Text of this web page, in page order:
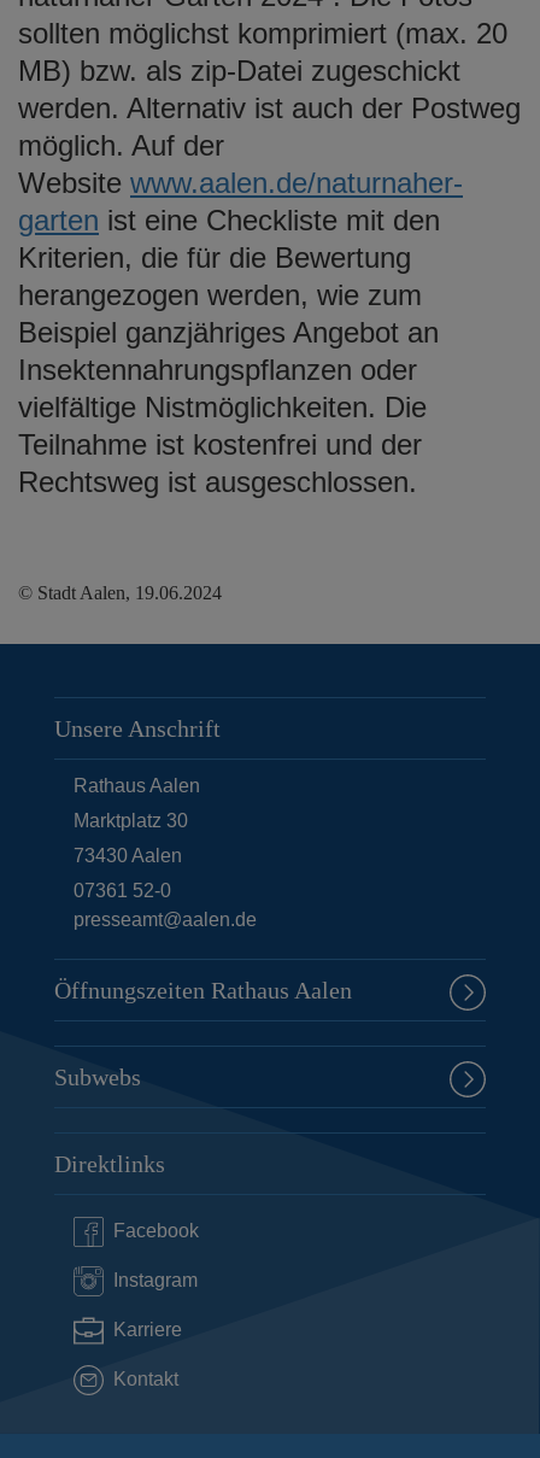
sollten möglichst komprimiert (max. 20
MB) bzw. als zip-Datei zugeschickt
werden. Alternativ ist auch der Postweg
möglich. Auf der
Website www.aalen.de/naturnaher-
garten ist eine Checkliste mit den
Kriterien, die für die Bewertung
herangezogen werden, wie zum
Beispiel ganzjähriges Angebot an
Insektennahrungspflanzen oder
vielfältige Nistmöglichkeiten. Die
Teilnahme ist kostenfrei und der
Rechtsweg ist ausgeschlossen.
© Stadt Aalen, 19.06.2024
Unsere Anschrift
Rathaus Aalen
Marktplatz 30
73430Aalen
07361 52-0
presseamt@aalen.de
Öffnungszeiten Rathaus Aalen
Subwebs
Direktlinks
Facebook
Instagram
Karriere
Kontakt